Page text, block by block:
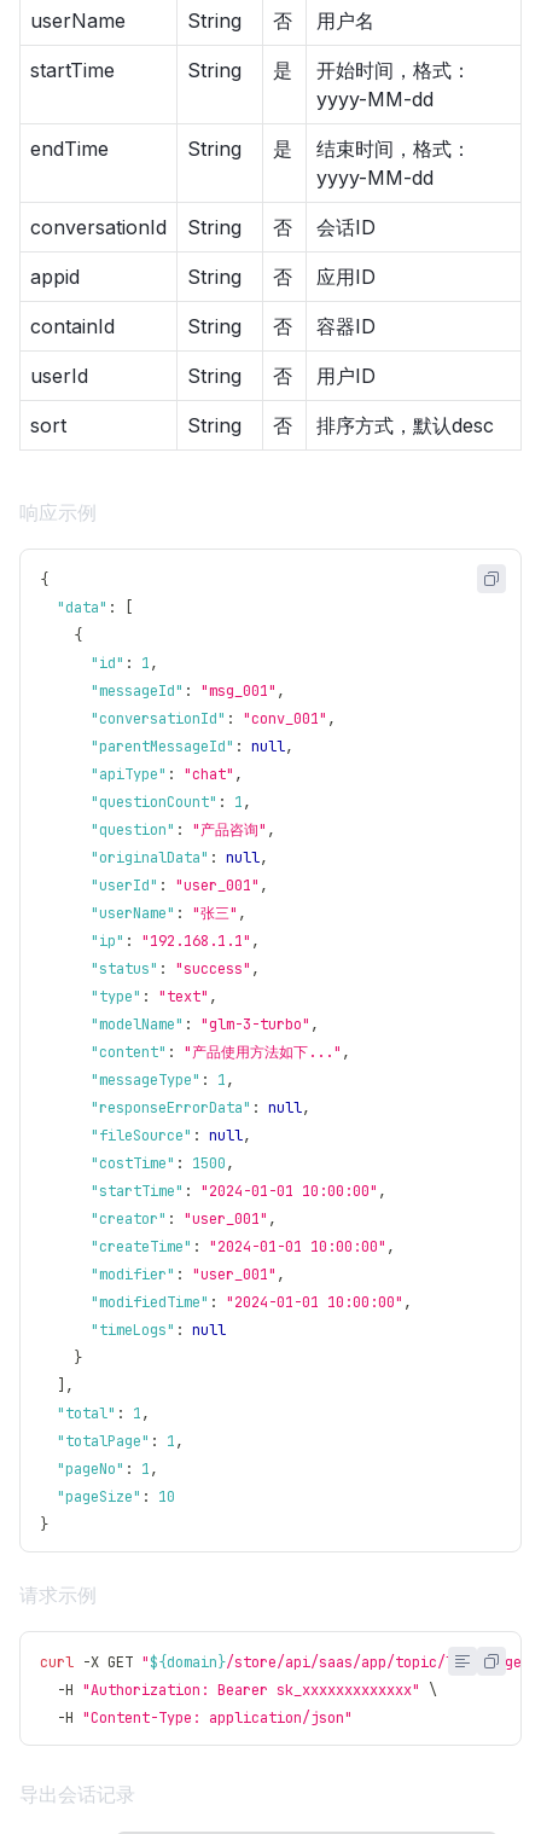
userName String 否 用户名
startTime String 是
开始时间，格式：
yyyy-MM-dd
endTime String 是
结束时间，格式：
yyyy-MM-dd
conversationId String 否 会话ID
appid String 否 应用ID
containId String 否 容器ID
userId String 否 用户ID
sort String 否 排序方式，默认desc
响应示例
{
"data" :
{
"id" : 1,
"messageId" : "msg_001" ,
"conversationId" : "conv_001" ,
"parentMessageId" : null,
"apiType" : "chat" ,
"questionCount" : 1,
"question" : "产品咨询" ,
"originalData" : null,
"userId" : "user_001" ,
"userName" : "张三" ,
"ip" : "192.168.1.1" ,
"status" : "success" ,
"type" : "text" ,
"modelName" : "glm-3-turbo" ,
"content" : "产品使用方法如下..." ,
"messageType" : 1,
"responseErrorData" : null,
"fileSource" : null,
"costTime" : 1500,
"startTime" : "2024-01-01 10:00:00" ,
"creator" : "user_001" ,
"createTime" : "2024-01-01 10:00:00" ,
"modifier" : "user_001" ,
"modifiedTime" : "2024-01-01 10:00:00" ,
"timeLogs" : null
}
,
"total" : 1,
"totalPage" : 1,
"pageNo" : 1,
"pageSize" :
10
}
请求示例
curl -X GET "${domain}/store/api/saas/app/topic/
  -H
"Authorization: Bearer sk_xxxxxxxxxxxxx"
\
  -H
"Content-Type: application/json"
导出会话记录